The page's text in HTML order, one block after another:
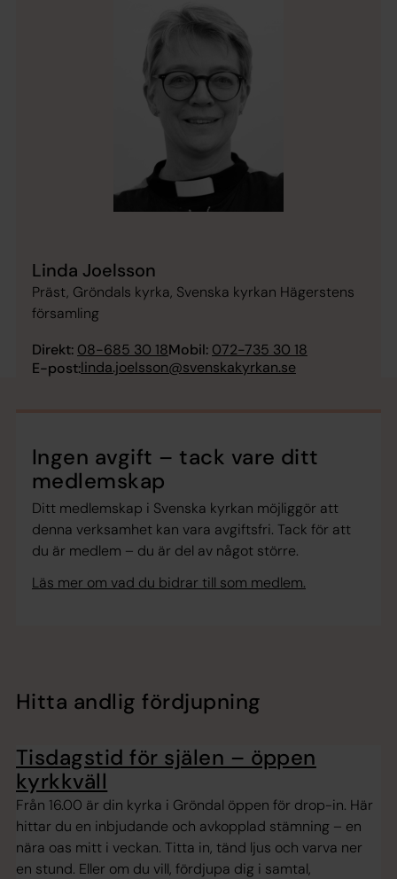
Linda Joelsson
Präst, Gröndals kyrka, Svenska kyrkan Hägerstens
församling
Direkt: 08-685 30 18Mobil: 072-735 30 18
E-post:linda.joelsson@svenskakyrkan.se
Ingen avgift – tack vare ditt
medlemskap
Ditt medlemskap i Svenska kyrkan möjliggör att
denna verksamhet kan vara avgiftsfri. Tack för att
du är medlem – du är del av något större.
Läs mer om vad du bidrar till som medlem.
Hitta andlig fördjupning
Tisdagstid för själen – öppen
kyrkkväll
Från 16.00 är din kyrka i Gröndal öppen för drop-in. Här
hittar du en inbjudande och avkopplad stämning – en
nära oas mitt i veckan. Titta in, tänd ljus och varva ner
en stund. Eller om du vill, fördjupa dig i samtal,